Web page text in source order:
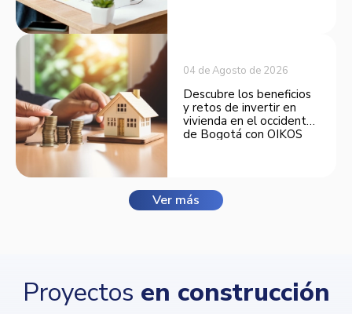
04 de Agosto de 2026
Descubre los beneficios
y retos de invertir en
vivienda en el occidente
de Bogotá con OIKOS
Ver más
Proyectos en construcción